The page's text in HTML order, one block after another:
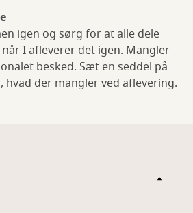
igen og sørg for at alle dele
I afleverer det igen. Mangler
besked. Sæt en seddel på
hvad der mangler ved aflevering.